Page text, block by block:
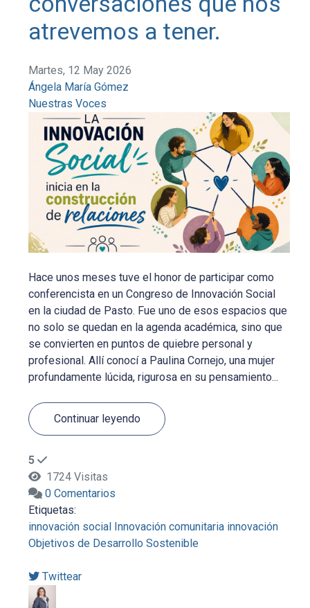
atrevemos a tener.
Martes, 12 May 2026
Ángela María Gómez
Nuestras Voces
Hace unos meses tuve el honor de participar como
conferencista en un Congreso de Innovación Social
en la ciudad de Pasto. Fue uno de esos espacios que
no solo se quedan en la agenda académica, sino que
se convierten en puntos de quiebre personal y
profesional. Allí conocí a Paulina Cornejo, una mujer
profundamente lúcida, rigurosa en su pensamiento...
Continuar leyendo
5
1724 Visitas
0 Comentarios
Etiquetas:
innovación social Innovación comunitaria innovación
Objetivos de Desarrollo Sostenible
Twittear